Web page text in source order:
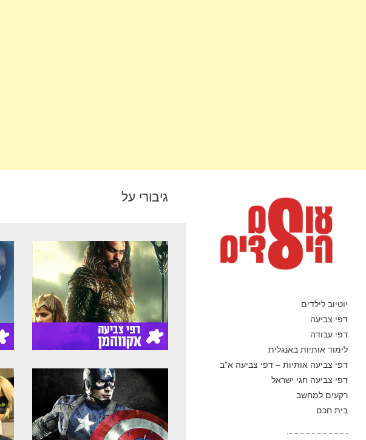
יוטיוב לילדים
דפי צביעה
דפי עבודה
לימוד אותיות באנגלית
דפי צביעה אותיות – דפי צביעה א”ב
דפי צביעה חגי ישראל
רקעים למחשב
בית חכם
גיבורי על